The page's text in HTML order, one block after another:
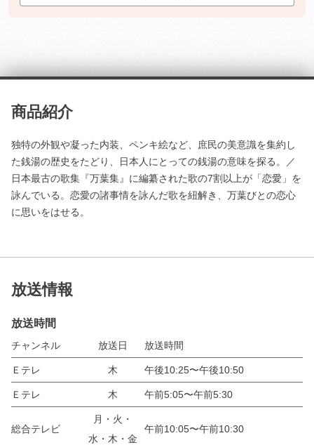
商品紹介
独特の外観や凝った内装、ペンキ絵など、庶民の美意識を集約し
た銭湯の歴史をたどり、日本人にとっての銭湯の意味を探る。／
日本最古の歌集『万葉集』に編纂された歌の7割以上が「恋愛」を
詠んでいる。恋愛の諸事情を詠んだ歌を紐解き、万葉びとの恋心
に思いをはせる。
放送情報
放送時間
チャンネル 放送日 放送時間
Ｅテレ 木 午後10:25〜午後10:50
Ｅテレ 木 午前5:05〜午前5:30
総合テレビ
月・火・
水・木・金
午前10:05〜午前10:30